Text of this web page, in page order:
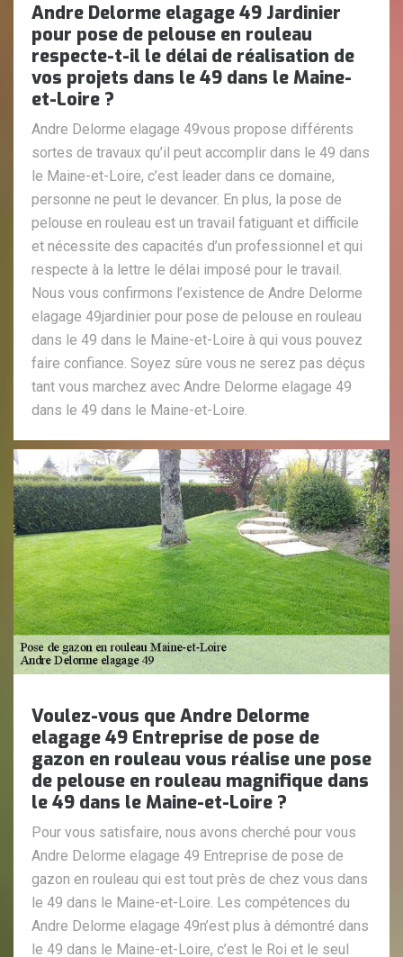
Andre Delorme elagage 49 Jardinier
pour pose de pelouse en rouleau
respecte-t-il le délai de réalisation de
vos projets dans le 49 dans le Maine-
et-Loire ?
Andre Delorme elagage 49vous propose différents
sortes de travaux qu’il peut accomplir dans le 49 dans
le Maine-et-Loire, c’est leader dans ce domaine,
personne ne peut le devancer. En plus, la pose de
pelouse en rouleau est un travail fatiguant et difficile
et nécessite des capacités d’un professionnel et qui
respecte à la lettre le délai imposé pour le travail.
Nous vous confirmons l’existence de Andre Delorme
elagage 49jardinier pour pose de pelouse en rouleau
dans le 49 dans le Maine-et-Loire à qui vous pouvez
faire confiance. Soyez sûre vous ne serez pas déçus
tant vous marchez avec Andre Delorme elagage 49
dans le 49 dans le Maine-et-Loire.
Voulez-vous que Andre Delorme
elagage 49 Entreprise de pose de
gazon en rouleau vous réalise une pose
de pelouse en rouleau magnifique dans
le 49 dans le Maine-et-Loire ?
Pour vous satisfaire, nous avons cherché pour vous
Andre Delorme elagage 49 Entreprise de pose de
gazon en rouleau qui est tout près de chez vous dans
le 49 dans le Maine-et-Loire. Les compétences du
Andre Delorme elagage 49n’est plus à démontré dans
le 49 dans le Maine-et-Loire, c’est le Roi et le seul